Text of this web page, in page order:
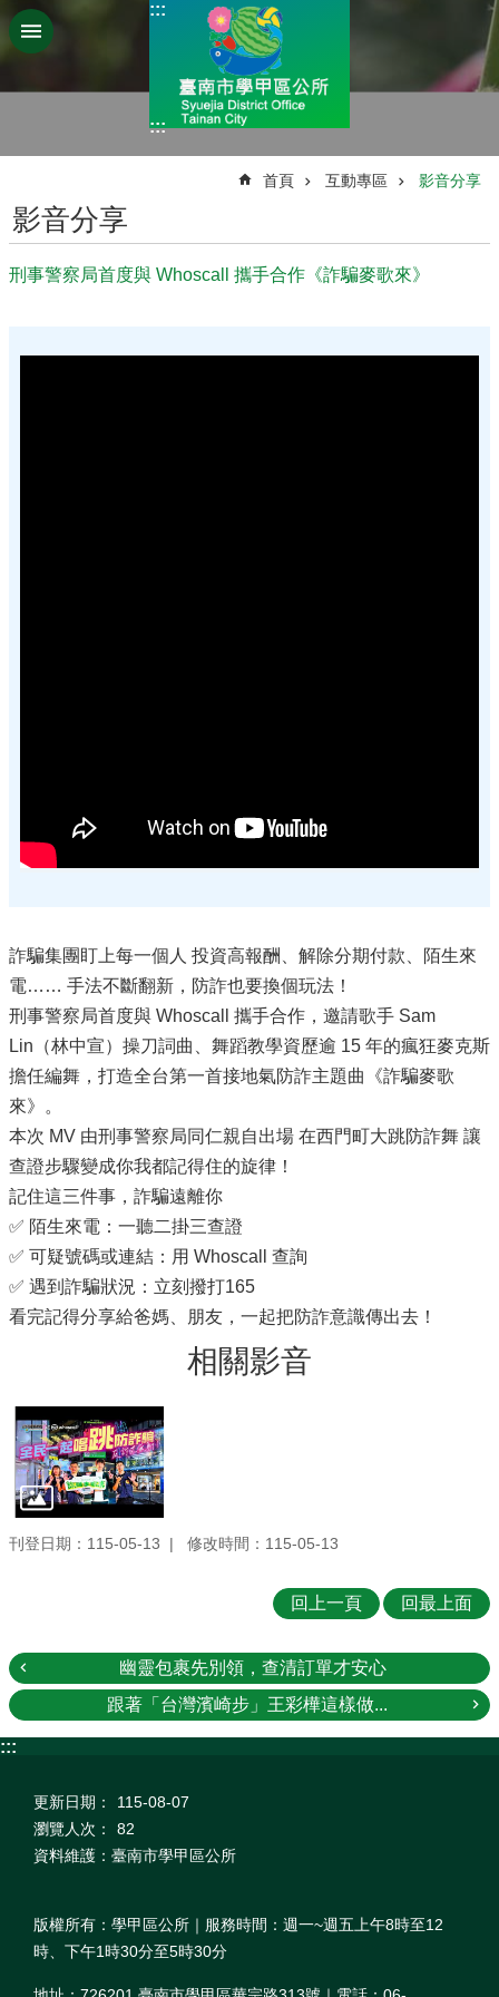
跳到主要內容區塊
:::
:::
首頁 互動專區 影音分享
影音分享
刑事警察局首度與 Whoscall 攜手合作《詐騙麥歌來》
詐騙集團盯上每一個人 投資高報酬、解除分期付款、陌生來
電…… 手法不斷翻新，防詐也要換個玩法！
刑事警察局首度與 Whoscall 攜手合作，邀請歌手 Sam
Lin（林中宣）操刀詞曲、舞蹈教學資歷逾 15 年的瘋狂麥克斯
擔任編舞，打造全台第一首接地氣防詐主題曲《詐騙麥歌
來》。
本次 MV 由刑事警察局同仁親自出場 在西門町大跳防詐舞 讓
查證步驟變成你我都記得住的旋律！
記住這三件事，詐騙遠離你
✅ 陌生來電：一聽二掛三查證
✅ 可疑號碼或連結：用 Whoscall 查詢
✅ 遇到詐騙狀況：立刻撥打165
看完記得分享給爸媽、朋友，一起把防詐意識傳出去！
相關影音
刊登日期：115-05-13 修改時間：115-05-13
回上一頁 回最上面
幽靈包裹先別領，查清訂單才安心
跟著「台灣濱崎步」王彩樺這樣做...
:::
更新日期：
115-08-07
瀏覽人次：
82
資料維護：臺南市學甲區公所
版權所有：學甲區公所｜服務時間：週一~週五上午8時至12
時、下午1時30分至5時30分